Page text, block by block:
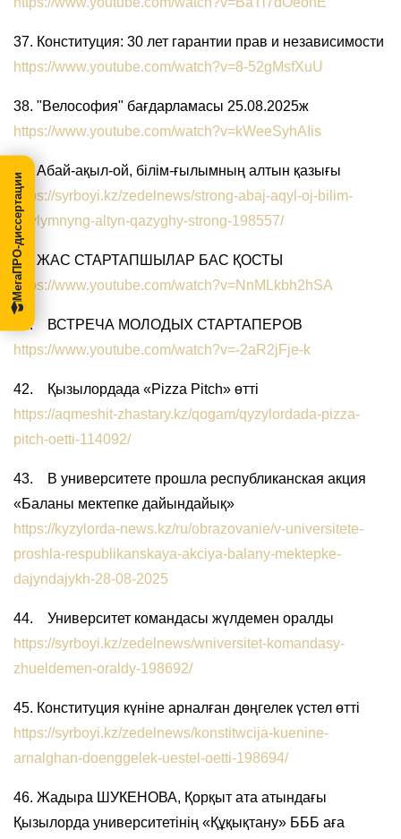
37. Конституция: 30 лет гарантии прав и независимости
https://www.youtube.com/watch?v=8-52gMsfXuU
38. "Велософия" бағдарламасы 25.08.2025ж
https://www.youtube.com/watch?v=kWeeSyhAIis
39. Абай-ақыл-ой, білім-ғылымның алтын қазығы
https://syrboyi.kz/zedelnews/strong-abaj-aqyl-oj-bilim-
ghylymnyng-altyn-qazyghy-strong-198557/
40. ЖАС СТАРТАПШЫЛАР БАС ҚОСТЫ
https://www.youtube.com/watch?v=NnMLkbh2hSA
41. ВСТРЕЧА МОЛОДЫХ СТАРТАПЕРОВ
https://www.youtube.com/watch?v=-2aR2jFje-k
42. Қызылордада «Pizza Pitch» өтті
https://aqmeshit-zhastary.kz/qogam/qyzylordada-pizza-
pitch-oetti-114092/
43. В университете прошла республиканская акция
«Баланы мектепке дайындайық»
https://kyzylorda-news.kz/ru/obrazovanie/v-universitete-
proshla-respublikanskaya-akciya-balany-mektepke-
dajyndajykh-28-08-2025
44. Университет командасы жүлдемен оралды
https://syrboyi.kz/zedelnews/wniversitet-komandasy-
zhueldemen-oraldy-198692/
45. Конституция күніне арналған дөңгелек үстел өтті
https://syrboyi.kz/zedelnews/konstitwcija-kuenine-
arnalghan-doenggelek-uestel-oetti-198694/
46. Жадыра ШУКЕНОВА, Қорқыт ата атындағы
Қызылорда университетінің «Құқықтану» БББ аға
МегаПРО-диссертации